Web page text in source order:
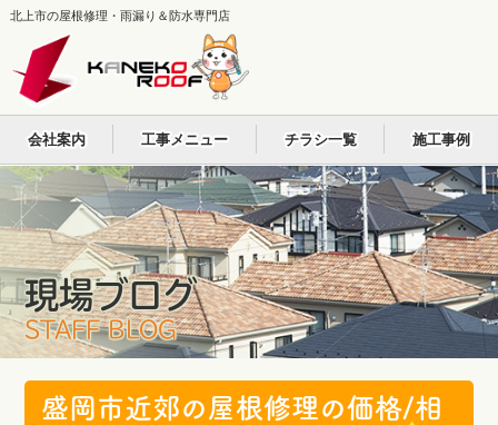
北上市の屋根修理・雨漏り＆防水専門店
会社案内 工事メニュー チラシ一覧 施工事例
現場ブログ
STAFF BLOG
盛岡市近郊の屋根修理の価格/相